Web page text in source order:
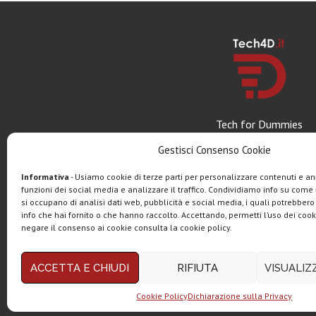
Gestisci Consenso Cookie
Informativa - Usiamo cookie di terze parti per personalizzare contenuti e
funzioni dei social media e analizzare il traffico. Condividiamo info su
si occupano di analisi dati web, pubblicità e social media, i quali
info che hai fornito o che hanno raccolto. Accettando, permetti l’uso dei
negare il consenso ai cookie consulta la cookie policy.
ACCETTA E CHIUDI RIFIUTA
Cookie PolicyDichiarazione sulla Privacy
Tech for Dummies
Copyright © 2025
Questo blog non rappresenta una testata giornalistica in
Tech4Dummies partecipa al Programma Affiliazione